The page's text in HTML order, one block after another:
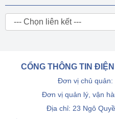
CỔNG THÔNG TIN
Đơn vị chủ quản:
Đơn vị quản lý, vận
Địa chỉ: 23 Ngô